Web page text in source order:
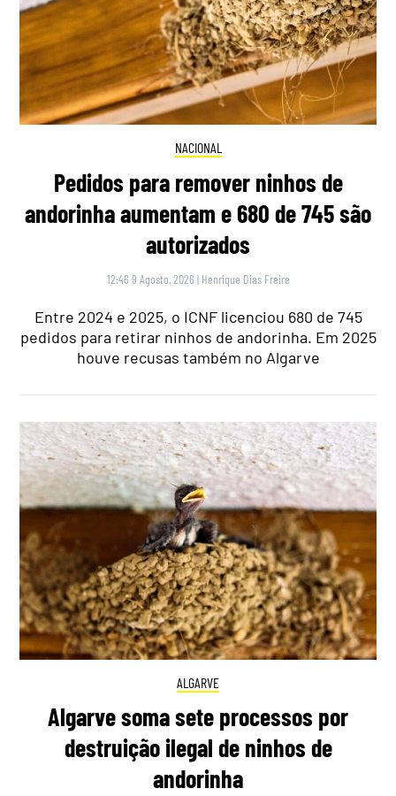
NACIONAL
Pedidos para remover ninhos de
andorinha aumentam e 680 de 745 são
autorizados
12:46 9 Agosto, 2026 | Henrique Dias Freire
Entre 2024 e 2025, o ICNF licenciou 680 de 745
pedidos para retirar ninhos de andorinha. Em 2025
houve recusas também no Algarve
ALGARVE
Algarve soma sete processos por
destruição ilegal de ninhos de
andorinha